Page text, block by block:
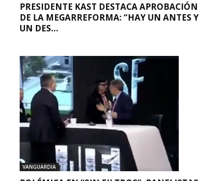
PRESIDENTE KAST DESTACA APROBACIÓN
DE LA MEGARREFORMA: “HAY UN ANTES Y
UN DES...
VANGUARDIA